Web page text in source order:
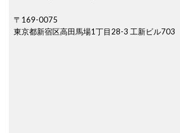
〒169-0075
東京都新宿区高田馬場1丁目28-3 工新ビル703